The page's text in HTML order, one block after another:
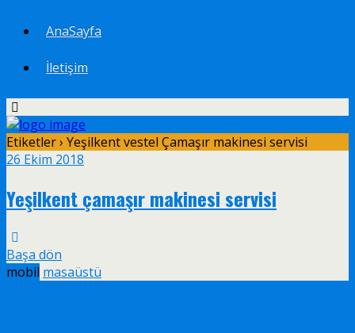
AnaSayfa
İletişim
Etiketler › Yeşilkent vestel Çamaşır makinesi servisi
26 Ekim 2018
Yeşilkent çamaşır makinesi servisi
Başa dön
mobil masaüstü